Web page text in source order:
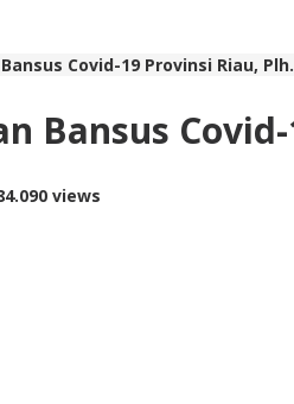
Covid-19 Provinsi Riau,
Bansus
views